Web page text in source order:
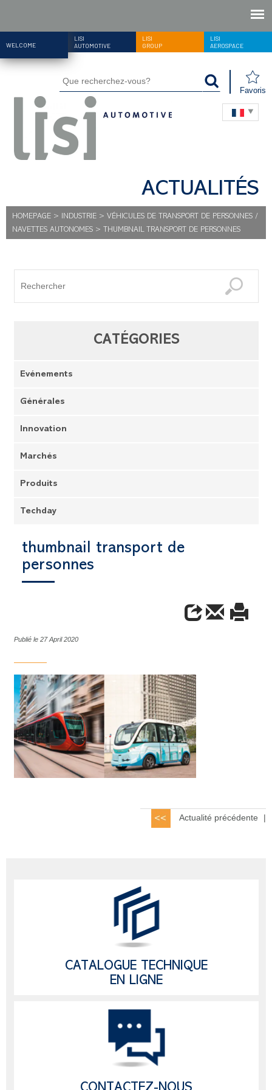
WELCOME
LISI
AUTOMOTIVE
LISI
GROUP
LISI
AEROSPACE
Favoris
ACTUALITÉS
HOMEPAGE > INDUSTRIE > VÉHICULES DE TRANSPORT DE PERSONNES /
NAVETTES AUTONOMES > THUMBNAIL TRANSPORT DE PERSONNES
CATÉGORIES
Evénements
Générales
Innovation
Marchés
Produits
Techday
thumbnail transport de
personnes
Publié le 27 April 2020
Actualité précédente |
CATALOGUE TECHNIQUE
EN LIGNE